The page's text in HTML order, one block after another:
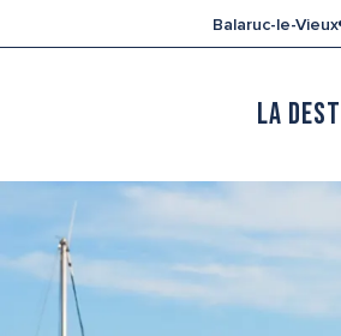
au
Balaruc-le-Vieux
LA